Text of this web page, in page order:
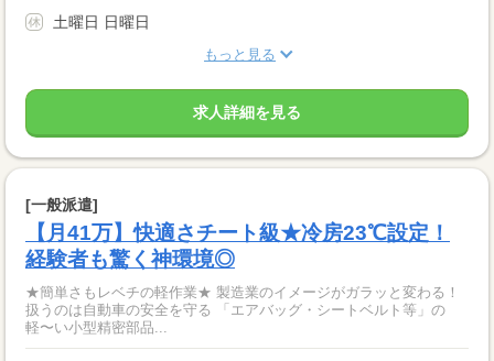
土曜日 日曜日
もっと見る
求人詳細を見る
[一般派遣]
【月41万】快適さチート級★冷房23℃設定！
経験者も驚く神環境◎
★簡単さもレベチの軽作業★ 製造業のイメージがガラッと変わる！
扱うのは自動車の安全を守る 「エアバッグ・シートベルト等」の
軽〜い小型精密部品...